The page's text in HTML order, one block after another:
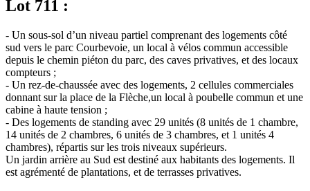
Lot 711 :
- Un sous-sol d’un niveau partiel comprenant des logements côté
sud vers le parc Courbevoie, un local à vélos commun accessible
depuis le chemin piéton du parc, des caves privatives, et des locaux
compteurs ;
- Un rez-de-chaussée avec des logements, 2 cellules commerciales
donnant sur la place de la Flèche,un local à poubelle commun et une
cabine à haute tension ;
- Des logements de standing avec 29 unités (8 unités de 1 chambre,
14 unités de 2 chambres, 6 unités de 3 chambres, et 1 unités 4
chambres), répartis sur les trois niveaux supérieurs.
Un jardin arrière au Sud est destiné aux habitants des logements. Il
est agrémenté de plantations, et de terrasses privatives.